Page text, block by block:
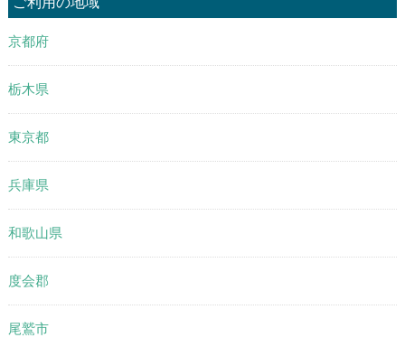
京都府
栃木県
東京都
兵庫県
和歌山県
度会郡
尾鷲市